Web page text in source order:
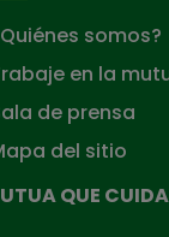
somos?
en la
de prensa
del sitio
QUE